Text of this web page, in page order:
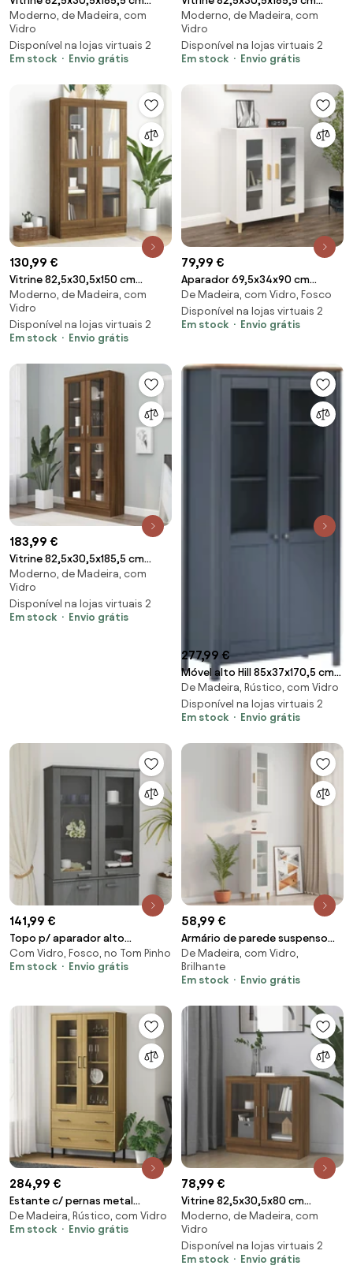
derivados madeira cinzento
sonoma
Moderno, de Madeira, com
Vidro
Disponível na lojas virtuais 2
Em stock
Envio grátis
derivados de madeira carvalho
fumado
Moderno, de Madeira, com
Vidro
Disponível na lojas virtuais 2
Em stock
Envio grátis
130,99 €
Vitrine 82,5x30,5x150 cm
derivados de madeira carvalho
castanho
Moderno, de Madeira, com
Vidro
Disponível na lojas virtuais 2
Em stock
Envio grátis
79,99 €
Aparador 69,5x34x90 cm
madeira processada branco
De Madeira, com Vidro, Fosco
Disponível na lojas virtuais 2
Em stock
Envio grátis
183,99 €
Vitrine 82,5x30,5x185,5 cm
derivados madeira carvalho
castanho
Moderno, de Madeira, com
Vidro
Disponível na lojas virtuais 2
Em stock
Envio grátis
277,99 €
Móvel alto Hill 85x37x170,5 cm
pinho maciço cinzento
De Madeira, Rústico, com Vidro
Disponível na lojas virtuais 2
Em stock
Envio grátis
141,99 €
Topo p/ aparador alto
85x35x100 cm pinho maciço
cinzento-escuro
Com Vidro, Fosco, no Tom Pinho
Em stock
Envio grátis
58,99 €
Armário de parede suspenso
34,5x34x90 cm branco
brilhante
De Madeira, com Vidro,
Brilhante
Em stock
Envio grátis
284,99 €
Estante c/ pernas metal
85x35x172,5 cm madeira OSLO
castanho
De Madeira, Rústico, com Vidro
Em stock
Envio grátis
78,99 €
Vitrine 82,5x30,5x80 cm
derivados madeira carvalho
castanho
Moderno, de Madeira, com
Vidro
Disponível na lojas virtuais 2
Em stock
Envio grátis